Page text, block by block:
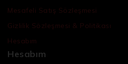
Mesafeli Satış Sözleşmesi
Gizlilik Sözleşmesi & Politikası
Hesabım
Hesabım